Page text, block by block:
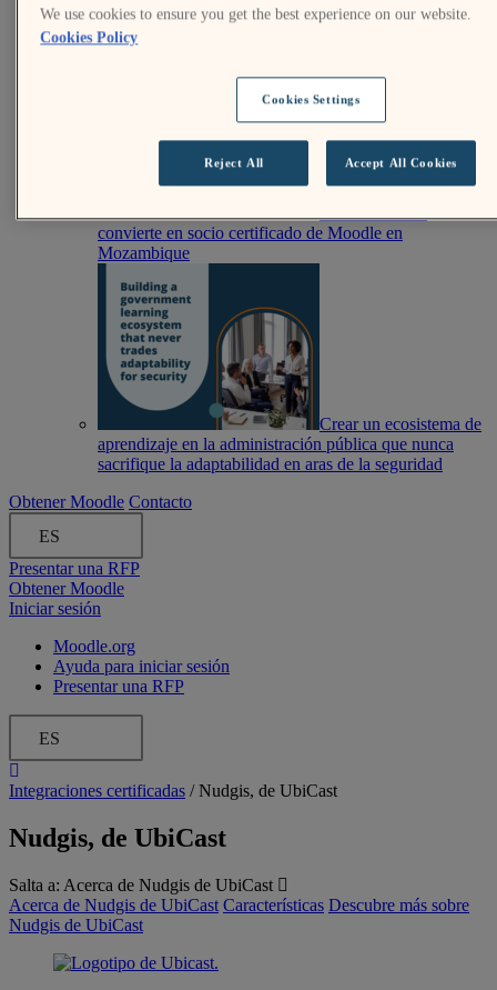
Mentor de Moodle:
agosto de 2026
convierte en socio certificado de Moodle en
Mozambique
Crear un ecosistema de
aprendizaje en la administración pública que nunca
sacrifique la adaptabilidad en aras de la seguridad
Obtener Moodle Contacto
ES
Presentar una RFP
Obtener Moodle
Iniciar sesión
Moodle.org
Ayuda para iniciar sesión
Presentar una RFP
ES
Integraciones certificadas /Nudgis, de UbiCast
Nudgis, de UbiCast
Salta a: Acerca de Nudgis de UbiCast
Acerca de Nudgis de UbiCast Características Descubre más sobre
Nudgis de UbiCast
We use cookies to ensure you get the best experience on our website.
Cookies Policy
Cookies Settings
Reject All Accept All Cookies